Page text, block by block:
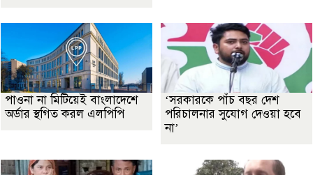
পাওনা না মিটিয়েই বাংলাদেশে
অর্ডার স্থগিত করল এলপিপি
‘সরকারকে পাঁচ বছর দেশ
পরিচালনার সুযোগ দেওয়া হবে
না’